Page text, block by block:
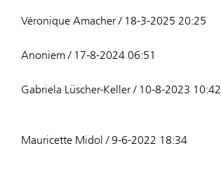
Véronique Amacher / 18-3-2025 20:25
Anoniem / 17-8-2024 06:51
Gabriela Lüscher-Keller / 10-8-2023 10:42
Mauricette Midol / 9-6-2022 18:34